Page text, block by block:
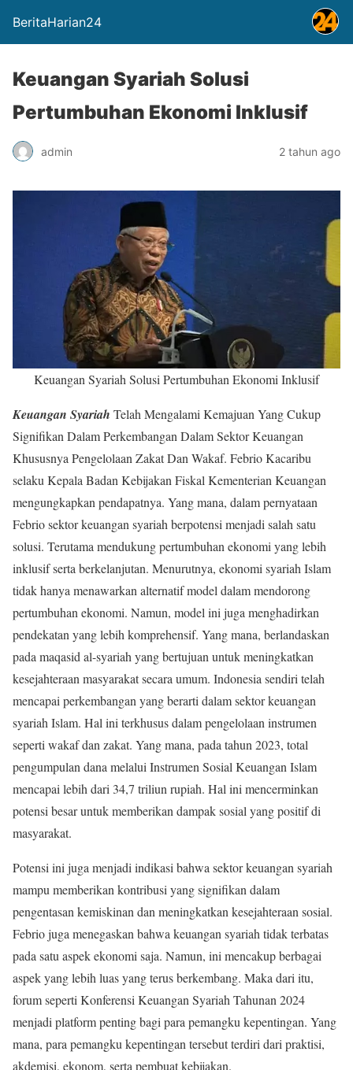
BeritaHarian24
Keuangan Syariah Solusi
Pertumbuhan Ekonomi Inklusif
admin 2 tahun ago
Keuangan Syariah Solusi Pertumbuhan Ekonomi Inklusif
Keuangan Syariah Telah Mengalami Kemajuan Yang Cukup
Signifikan Dalam Perkembangan Dalam Sektor Keuangan
Khususnya Pengelolaan Zakat Dan Wakaf. Febrio Kacaribu
selaku Kepala Badan Kebijakan Fiskal Kementerian Keuangan
mengungkapkan pendapatnya. Yang mana, dalam pernyataan
Febrio sektor keuangan syariah berpotensi menjadi salah satu
solusi. Terutama mendukung pertumbuhan ekonomi yang lebih
inklusif serta berkelanjutan. Menurutnya, ekonomi syariah Islam
tidak hanya menawarkan alternatif model dalam mendorong
pertumbuhan ekonomi. Namun, model ini juga menghadirkan
pendekatan yang lebih komprehensif. Yang mana, berlandaskan
pada maqasid al-syariah yang bertujuan untuk meningkatkan
kesejahteraan masyarakat secara umum. Indonesia sendiri telah
mencapai perkembangan yang berarti dalam sektor keuangan
syariah Islam. Hal ini terkhusus dalam pengelolaan instrumen
seperti wakaf dan zakat. Yang mana, pada tahun 2023, total
pengumpulan dana melalui Instrumen Sosial Keuangan Islam
mencapai lebih dari 34,7 triliun rupiah. Hal ini mencerminkan
potensi besar untuk memberikan dampak sosial yang positif di
masyarakat.
Potensi ini juga menjadi indikasi bahwa sektor keuangan syariah
mampu memberikan kontribusi yang signifikan dalam
pengentasan kemiskinan dan meningkatkan kesejahteraan sosial.
Febrio juga menegaskan bahwa keuangan syariah tidak terbatas
pada satu aspek ekonomi saja. Namun, ini mencakup berbagai
aspek yang lebih luas yang terus berkembang. Maka dari itu,
forum seperti Konferensi Keuangan Syariah Tahunan 2024
menjadi platform penting bagi para pemangku kepentingan. Yang
mana, para pemangku kepentingan tersebut terdiri dari praktisi,
akdemisi, ekonom, serta pembuat kebijakan.